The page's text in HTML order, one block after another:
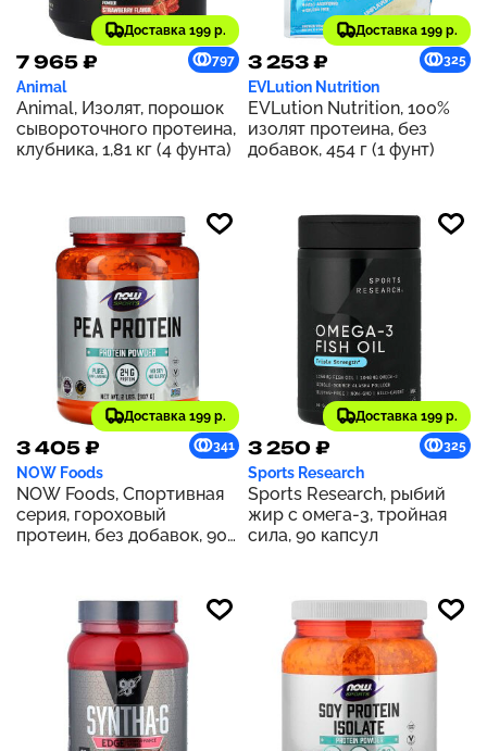
Доставка 199 р.
7 965 ₽ 797
Animal
Animal, Изолят, порошок
сывороточного протеина,
клубника, 1,81 кг (4 фунта)
Доставка 199 р.
3 253 ₽ 325
EVLution Nutrition
EVLution Nutrition, 100%
изолят протеина, без
добавок, 454 г (1 фунт)
Доставка 199 р.
3 405 ₽ 341
NOW Foods
NOW Foods, Спортивная
серия, гороховый
протеин, без добавок, 907
Доставка 199 р.
3 250 ₽ 325
Sports Research
Sports Research, рыбий
жир с омега-3, тройная
сила, 90 капсул